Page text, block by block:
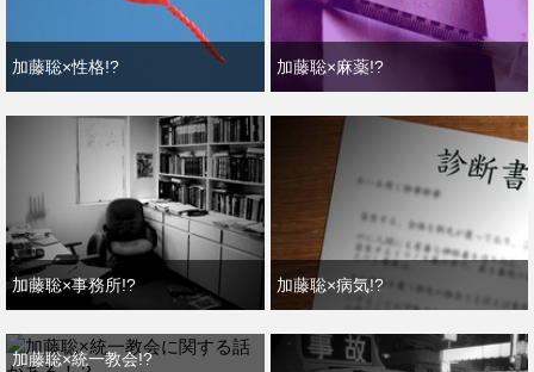
加藤聡×性格!? 加藤聡×麻薬!?
加藤聡×事務所!? 加藤聡×病気!?
加藤聡×統一教会!?